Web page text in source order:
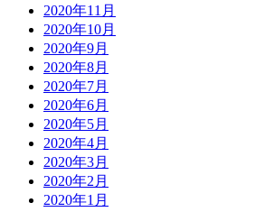
2020年11月
2020年10月
2020年9月
2020年8月
2020年7月
2020年6月
2020年5月
2020年4月
2020年3月
2020年2月
2020年1月